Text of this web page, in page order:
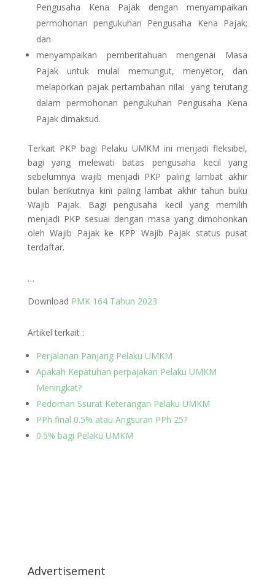
Pengusaha Kena Pajak dengan menyampaikan
permohonan pengukuhan Pengusaha Kena Pajak;
dan
menyampaikan pemberitahuan mengenai Masa
Pajak untuk mulai memungut, menyetor, dan
melaporkan pajak pertambahan nilai yang terutang
dalam permohonan pengukuhan Pengusaha Kena
Pajak dimaksud.
Terkait PKP bagi Pelaku UMKM ini menjadi fleksibel,
bagi yang melewati batas pengusaha kecil yang
sebelumnya wajib menjadi PKP paling lambat akhir
bulan berikutnya kini paling lambat akhir tahun buku
Wajib Pajak. Bagi pengusaha kecil yang memilih
menjadi PKP sesuai dengan masa yang dimohonkan
oleh Wajib Pajak ke KPP Wajib Pajak status pusat
terdaftar.
…
Download PMK 164 Tahun 2023
Artikel terkait :
Perjalanan Panjang Pelaku UMKM
Apakah Kepatuhan perpajakan Pelaku UMKM
Meningkat?
Pedoman Ssurat Keterangan Pelaku UMKM
PPh final 0.5% atau Angsuran PPh 25?
0.5% bagi Pelaku UMKM
Advertisement